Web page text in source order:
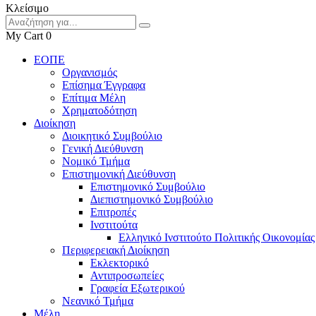
Κλείσιμο
My Cart 0
ΕΟΠΕ
Οργανισμός
Επίσημα Έγγραφα
Επίτιμα Μέλη
Χρηματοδότηση
Διοίκηση
Διοικητικό Συμβούλιο
Γενική Διεύθυνση
Νομικό Τμήμα
Επιστημονική Διεύθυνση
Επιστημονικό Συμβούλιο
Διεπιστημονικό Συμβούλιο
Επιτροπές
Ινστιτούτα
Ελληνικό Ινστιτούτο Πολιτικής
Περιφερειακή Διοίκηση
Εκλεκτορικό
Αντιπροσωπείες
Γραφεία Εξωτερικού
Νεανικό Τμήμα
Μέλη